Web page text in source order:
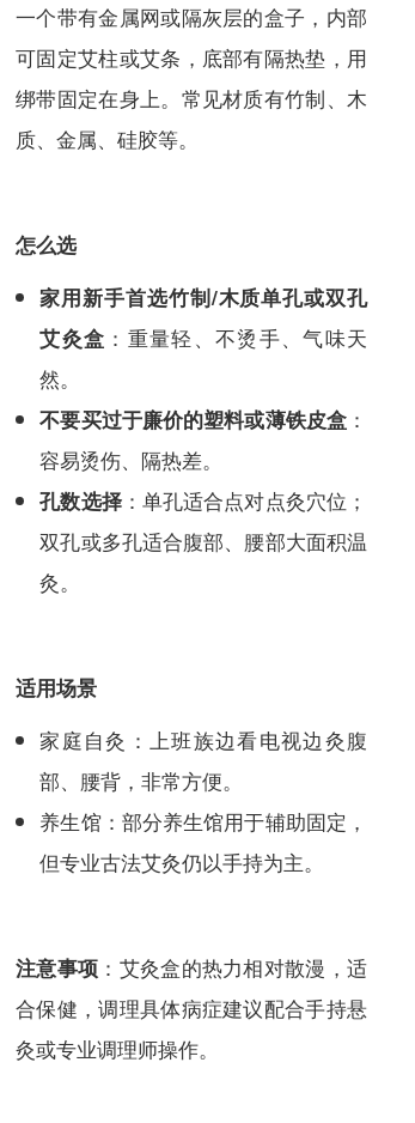
一个带有金属网或隔灰层的盒子，内部
可固定艾柱或艾条，底部有隔热垫，用
绑带固定在身上。常见材质有竹制、木
质、金属、硅胶等。
怎么选
家用新手首选竹制/木质单孔或双孔
艾灸盒 ：重量轻、不烫手、气味天
然。
不要买过于廉价的塑料或薄铁皮盒 ：
容易烫伤、隔热差。
孔数选择：单孔适合点对点灸穴位；
双孔或多孔适合腹部、腰部大面积温
灸。
适用场景
家庭自灸：上班族边看电视边灸腹
部、腰背，非常方便。
养生馆：部分养生馆用于辅助固定，
但专业古法艾灸仍以手持为主。
注意事项 ：艾灸盒的热力相对散漫，适
合保健，调理具体病症建议配合手持悬
灸或专业调理师操作。